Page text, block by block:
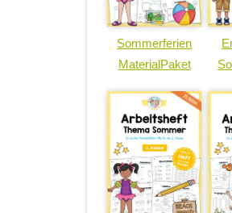
Sommerferien
MaterialPaket